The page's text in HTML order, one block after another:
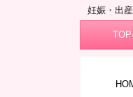
妊娠・出